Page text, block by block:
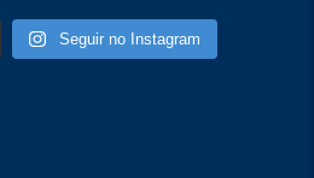
Seguir no Instagram